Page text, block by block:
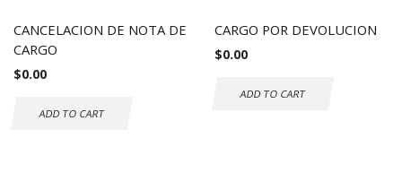
CANCELACION DE NOTA DE
CARGO
$0.00
ADD TO CART
CARGO POR DEVOLUCION
$0.00
ADD TO CART